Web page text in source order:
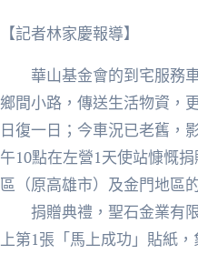
【記者林家慶報導】
華山基金會的到宅服務車
鄉間小路，傳送生活物資，
日復一日；今車況已老舊，
午10點在左營1天使站慷慨
區（原高雄市）及金門地區
捐贈典禮，聖石金業有限
上第1張「馬上成功」貼紙